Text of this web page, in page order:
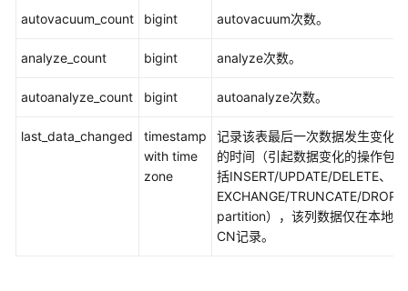
必
开
设
autovacuum_count bigint autovacuum次数。
analyze_count bigint analyze次数。
autoanalyze_count bigint autoanalyze次数。
last_data_changed
timestamp
with time
zone
记录该表最后一次数据发生变化
的时间（引起数据变化的操作包
括INSERT/UPDATE/DELETE、
EXCHANGE/TRUNCATE/DROP
partition），该列数据仅在本地
CN记录。